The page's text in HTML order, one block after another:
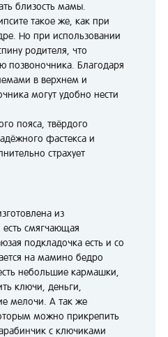
близость мамы.
такое же, как при
Но при использовании
родителя, что
позвоночника. Благодаря
в верхнем и
могут удобно нести
пояса, твёрдого
фастекса и
страхует
из
смягчающая
подкладочка есть и со
на мамино бедро
небольшие кармашки,
ключи, деньги,
мелочи. А так же
можно прикрепить
с ключиками